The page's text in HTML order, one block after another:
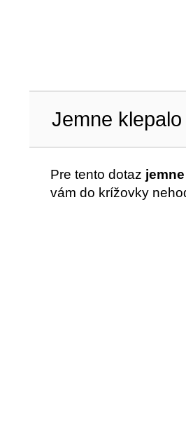
Jemne klepalo
Pre tento dotaz
vám do krížovky